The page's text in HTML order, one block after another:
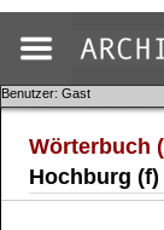
Benutzer: Gast
Wörterbuch
Hochburg